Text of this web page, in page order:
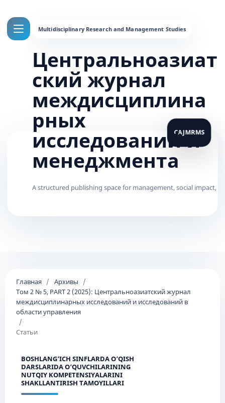
Центральноазиат
ский журнал
междисциплина
рных
исследований и
менеджмента
Главная / Архивы
/
Том 2 № 5, PART 2 (2025): Центральноазиатский журнал
междисциплинарных исследований и исследований в
области управления
/
Статьи
BOSHLANG‘ICH SINFLARDA O‘QISH
DARSLARIDA O‘QUVCHILARINING
NUTQIY KOMPETENSIYALARINI
SHAKLLANTIRISH TAMOYILLARI